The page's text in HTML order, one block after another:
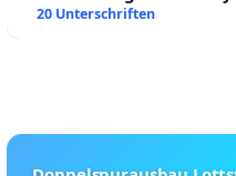
20 Unterschriften